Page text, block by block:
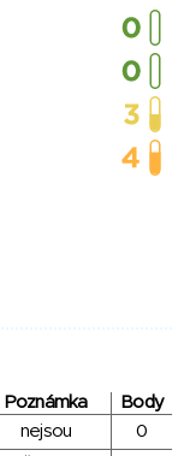
Poznámka
Body
nejsou 0